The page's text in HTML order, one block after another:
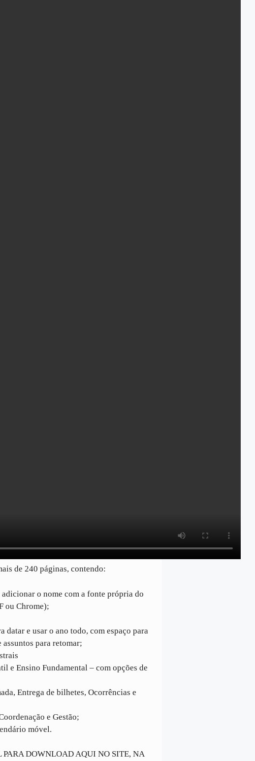
de 240 páginas, contendo:
o nome com a fonte própria do
ou Chrome);
datar e usar o ano todo, com espaço para
para retomar;
e Ensino Fundamental – com opções de
Entrega de bilhetes, Ocorrências e
e Gestão;
móvel.
DOWNLOAD AQUI NO SITE, NA